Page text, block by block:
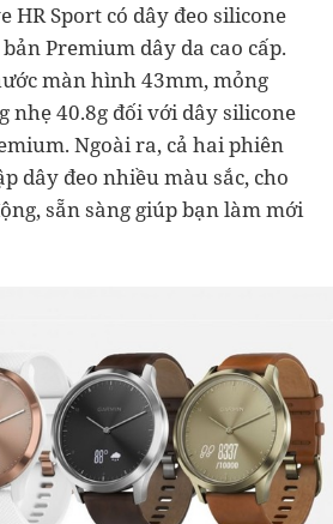
HR Sport có dây đeo silicone
Premium dây da cao cấp.
màn hình 43mm, mỏng
nhẹ 40.8g đối với dây silicone
Ngoài ra, cả hai phiên
dây đeo nhiều màu sắc, cho
sẵn sàng giúp bạn làm mới